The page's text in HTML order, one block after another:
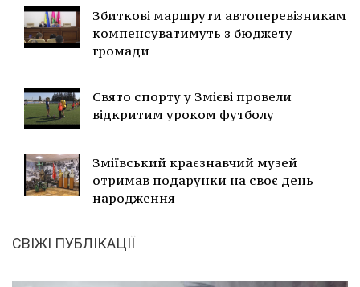
Збиткові маршрути автоперевізникам
компенсуватимуть з бюджету
громади
Свято спорту у Змієві провели
відкритим уроком футболу
Зміївський краєзнавчий музей
отримав подарунки на своє день
народження
СВІЖІ ПУБЛІКАЦІЇ